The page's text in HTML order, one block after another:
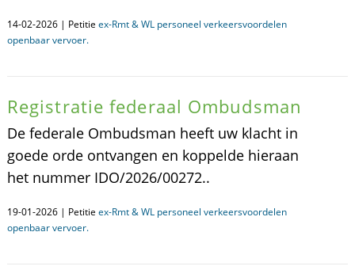
14-02-2026 | Petitie ex-Rmt & WL personeel verkeersvoordelen
openbaar vervoer.
Registratie federaal Ombudsman
De federale Ombudsman heeft uw klacht in
goede orde ontvangen en koppelde hieraan
het nummer IDO/2026/00272..
19-01-2026 | Petitie ex-Rmt & WL personeel verkeersvoordelen
openbaar vervoer.